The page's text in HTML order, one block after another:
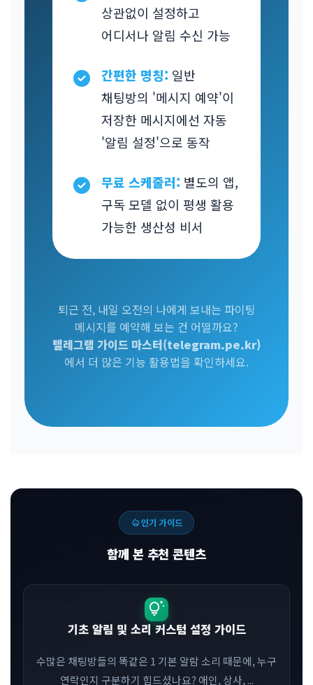
상관없이 설정하고
어디서나 알림 수신 가능
간편한 명칭: 일반
채팅방의 '메시지 예약'이
저장한 메시지에선 자동
'알림 설정'으로 동작
무료 스케줄러: 별도의 앱,
구독 모델 없이 평생 활용
가능한 생산성 비서
퇴근 전, 내일 오전의 나에게 보내는 파이팅
메시지를 예약해 보는 건 어떨까요?
텔레그램 가이드 마스터(telegram.pe.kr)
에서 더 많은 기능 활용법을 확인하세요.
local_fire_department인기 가이드
함께 본 추천 콘텐츠
tips_and_updates
기초 알림 및 소리 커스텀 설정 가이드
수많은 채팅방들의 똑같은 1 기본 알람 소리 때문에, 누구
연락인지 구분하기 힘드셨나요? 애인, 상사, ...